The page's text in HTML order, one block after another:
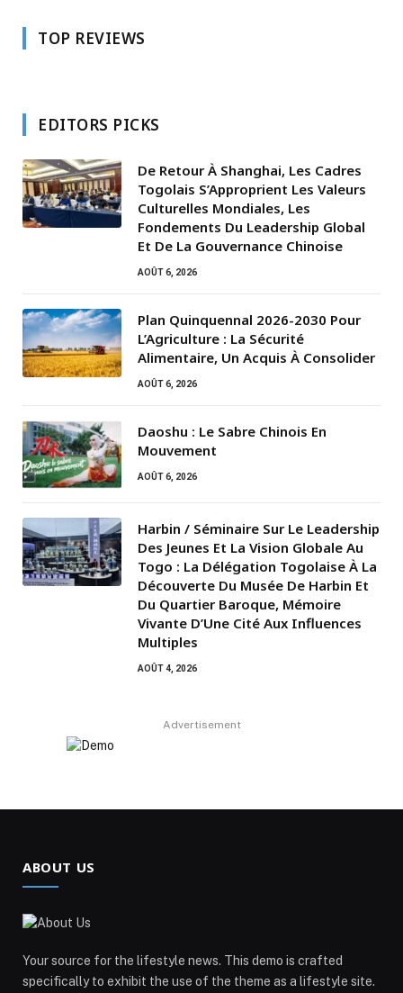
TOP REVIEWS
EDITORS PICKS
De Retour À Shanghai, Les Cadres
Togolais S’Approprient Les Valeurs
Culturelles Mondiales, Les
Fondements Du Leadership Global
Et De La Gouvernance Chinoise
AOÛT 6, 2026
Plan Quinquennal 2026-2030 Pour
L’Agriculture : La Sécurité
Alimentaire, Un Acquis À Consolider
AOÛT 6, 2026
Daoshu : Le Sabre Chinois En
Mouvement
AOÛT 6, 2026
Harbin / Séminaire Sur Le Leadership
Des Jeunes Et La Vision Globale Au
Togo : La Délégation Togolaise À La
Découverte Du Musée De Harbin Et
Du Quartier Baroque, Mémoire
Vivante D’Une Cité Aux Influences
Multiples
AOÛT 4, 2026
Advertisement
ABOUT US
Your source for the lifestyle news. This demo is crafted
specifically to exhibit the use of the theme as a lifestyle site.